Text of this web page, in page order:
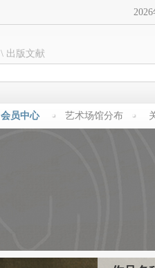
\ 出版文献
会员中心 艺术场馆分布